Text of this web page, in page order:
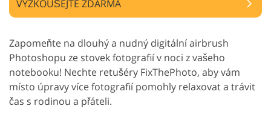
VYZKOUŠEJTE ZDARMA
Zapomeňte na dlouhý a nudný digitální airbrush
Photoshopu ze stovek fotografií v noci z vašeho
notebooku! Nechte retušéry FixThePhoto, aby vám
místo úpravy více fotografií pomohly relaxovat a trávit
čas s rodinou a přáteli.